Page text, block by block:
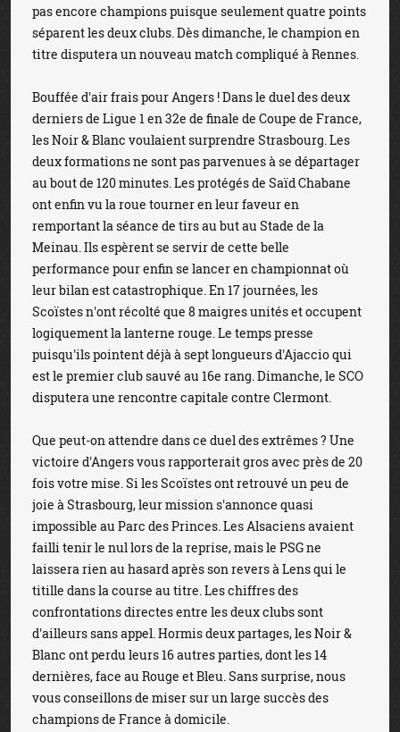
pas encore champions puisque seulement quatre points
séparent les deux clubs. Dès dimanche, le champion en
titre disputera un nouveau match compliqué à Rennes.
Bouffée d'air frais pour Angers ! Dans le duel des deux
derniers de Ligue 1 en 32e de finale de Coupe de France,
les Noir & Blanc voulaient surprendre Strasbourg. Les
deux formations ne sont pas parvenues à se départager
au bout de 120 minutes. Les protégés de Saïd Chabane
ont enfin vu la roue tourner en leur faveur en
remportant la séance de tirs au but au Stade de la
Meinau. Ils espèrent se servir de cette belle
performance pour enfin se lancer en championnat où
leur bilan est catastrophique. En 17 journées, les
Scoïstes n'ont récolté que 8 maigres unités et occupent
logiquement la lanterne rouge. Le temps presse
puisqu'ils pointent déjà à sept longueurs d'Ajaccio qui
est le premier club sauvé au 16e rang. Dimanche, le SCO
disputera une rencontre capitale contre Clermont.
Que peut-on attendre dans ce duel des extrêmes ? Une
victoire d'Angers vous rapporterait gros avec près de 20
fois votre mise. Si les Scoïstes ont retrouvé un peu de
joie à Strasbourg, leur mission s'annonce quasi
impossible au Parc des Princes. Les Alsaciens avaient
failli tenir le nul lors de la reprise, mais le PSG ne
laissera rien au hasard après son revers à Lens qui le
titille dans la course au titre. Les chiffres des
confrontations directes entre les deux clubs sont
d'ailleurs sans appel. Hormis deux partages, les Noir &
Blanc ont perdu leurs 16 autres parties, dont les 14
dernières, face au Rouge et Bleu. Sans surprise, nous
vous conseillons de miser sur un large succès des
champions de France à domicile.